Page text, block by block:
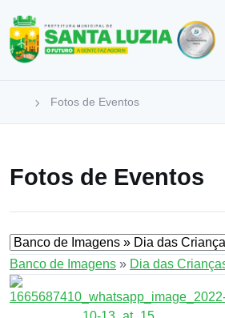
Fotos de Eventos
Fotos de Eventos
Banco de Imagens » Dia das